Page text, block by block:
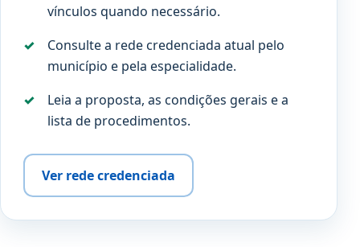
vínculos quando necessário.
Consulte a rede credenciada atual pelo
município e pela especialidade.
Leia a proposta, as condições gerais e a
lista de procedimentos.
Ver rede credenciada